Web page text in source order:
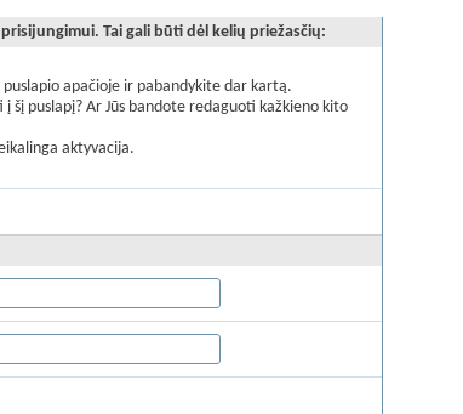
Tai gali būti dėl kelių priežasčių:
apačioje ir pabandykite dar kartą.
šį puslapį? Ar Jūs bandote redaguoti kažkieno kito
aktyvacija.